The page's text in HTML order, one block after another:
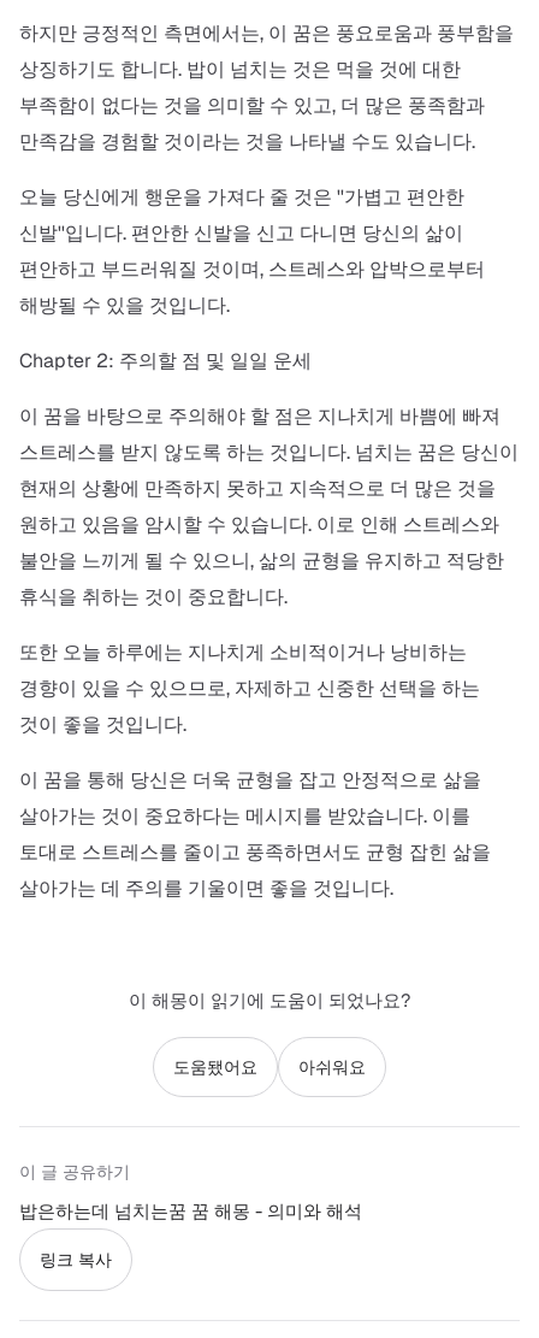
하지만 긍정적인 측면에서는, 이 꿈은 풍요로움과 풍부함을
상징하기도 합니다. 밥이 넘치는 것은 먹을 것에 대한
부족함이 없다는 것을 의미할 수 있고, 더 많은 풍족함과
만족감을 경험할 것이라는 것을 나타낼 수도 있습니다.
오늘 당신에게 행운을 가져다 줄 것은 ''가볍고 편안한
신발''입니다. 편안한 신발을 신고 다니면 당신의 삶이
편안하고 부드러워질 것이며, 스트레스와 압박으로부터
해방될 수 있을 것입니다.
Chapter 2: 주의할 점 및 일일 운세
이 꿈을 바탕으로 주의해야 할 점은 지나치게 바쁨에 빠져
스트레스를 받지 않도록 하는 것입니다. 넘치는 꿈은 당신이
현재의 상황에 만족하지 못하고 지속적으로 더 많은 것을
원하고 있음을 암시할 수 있습니다. 이로 인해 스트레스와
불안을 느끼게 될 수 있으니, 삶의 균형을 유지하고 적당한
휴식을 취하는 것이 중요합니다.
또한 오늘 하루에는 지나치게 소비적이거나 낭비하는
경향이 있을 수 있으므로, 자제하고 신중한 선택을 하는
것이 좋을 것입니다.
이 꿈을 통해 당신은 더욱 균형을 잡고 안정적으로 삶을
살아가는 것이 중요하다는 메시지를 받았습니다. 이를
토대로 스트레스를 줄이고 풍족하면서도 균형 잡힌 삶을
살아가는 데 주의를 기울이면 좋을 것입니다.
이 해몽이 읽기에 도움이 되었나요?
도움됐어요 아쉬워요
이 글 공유하기
밥은하는데 넘치는꿈 꿈 해몽 - 의미와 해석
링크 복사